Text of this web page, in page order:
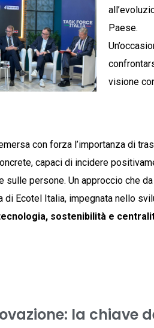
Paese.
visione
con forza l’importanza di
capaci di incidere
sulle persone. Un approccio che
di Ecotel Italia, impegnata nello
sostenibilità e
la chiave